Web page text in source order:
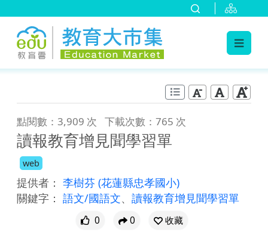
點閱數：3,909 次 下載次數：765 次
讀報教育增見聞學習單
web
提供者： 李樹芬 (花蓮縣忠孝國小)
關鍵字： 語文/國語文、 讀報教育增見聞學習單
0 0
收藏